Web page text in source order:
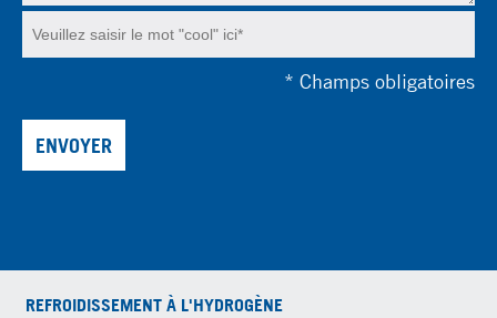
* Champs obligatoires
ENVOYER
REFROIDISSEMENT À L'HYDROGÈNE